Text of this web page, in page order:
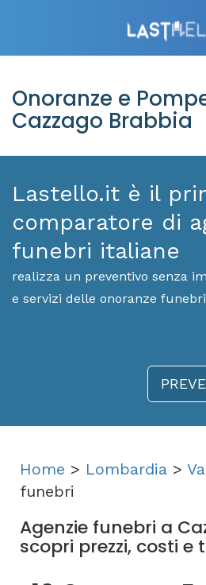
Onoranze e
Cazzago Brabbia
Lastello.it è il
comparatore di
funebri italiane
realizza un preventivo senza
e servizi delle onoranze
Home > Lombardia >
funebri
Agenzie funebri a
scopri prezzi, costi e